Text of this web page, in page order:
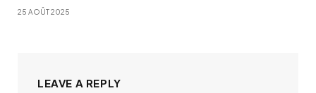
25 AOÛT 2025
LEAVE A REPLY